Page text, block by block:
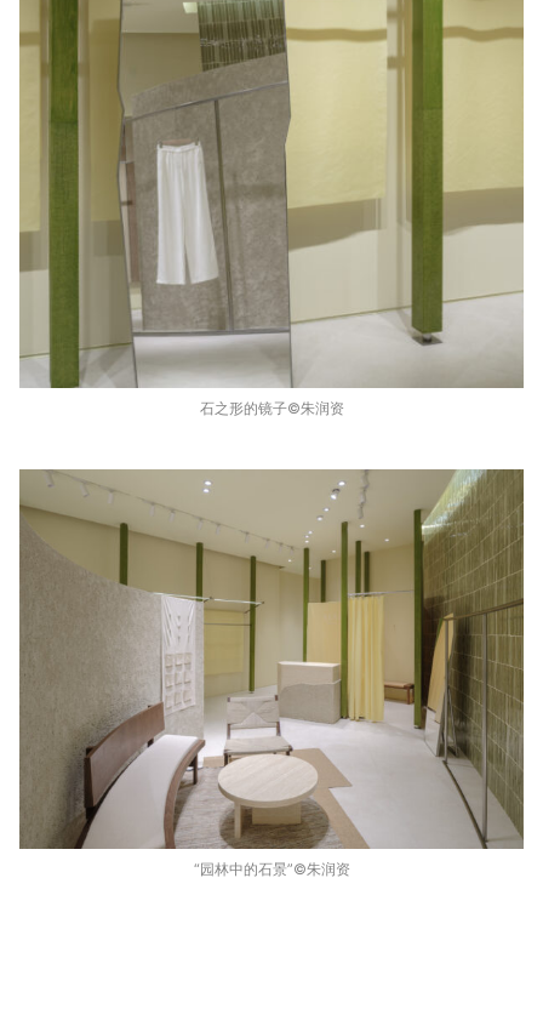
石之形的镜子©️朱润资
“园林中的石景”©️朱润资